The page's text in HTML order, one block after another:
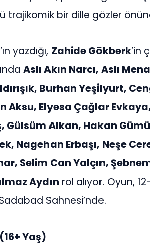
trajikomik bir dille gözler
yazdığı, Zahide Gökberk’in
Aslı Akın Narcı, Aslı
Burhan Yeşilyurt,
Aksu, Elyesa Çağlar
Gülsüm Alkan, Hakan
Nagehan Erbaşı, Neşe
Selim Can Yalçın,
Aydın rol alıyor. Oyun,
Sahnesi’nde.
(16+ Yaş)